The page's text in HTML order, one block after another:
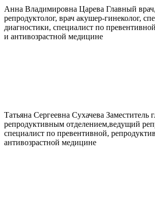
Анна Владимировна Царева Главный
репродуктолог, врач акушер-гинеколог,
диагностики, специалист по
и антивозрастной медицине
Татьяна Сергеевна Сухачева Заместитель
репродуктивным отделением,ведущий
специалист по превентивной,
антивозрастной медицине